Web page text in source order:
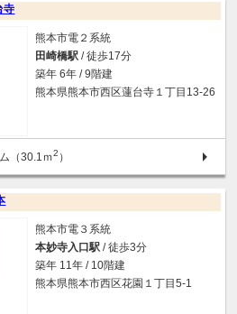
寺
熊本市電２系統
田崎橋駅 / 徒歩17分
築年 6年 / 9階建
熊本県熊本市西区蓮台寺１丁目13-26
（30.1ｍ2 ）
熊本市電３系統
本妙寺入口駅 / 徒歩3分
築年 11年 / 10階建
熊本県熊本市西区花園１丁目5-1